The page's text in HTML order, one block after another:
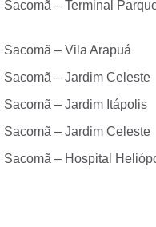
Sacomã – Terminal
Sacomã – Vila Arapuá
Sacomã – Jardim Celeste
Sacomã – Jardim Itápolis
Sacomã – Jardim Celeste
Sacomã – Hospital